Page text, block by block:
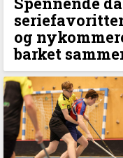
og
barket